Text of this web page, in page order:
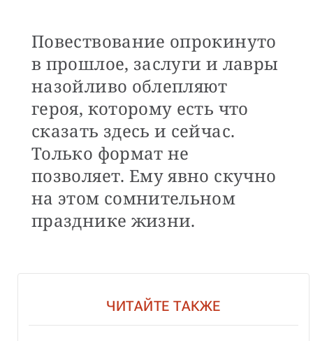
Повествование опрокинуто
в прошлое, заслуги и лавры
назойливо облепляют
героя, которому есть что
сказать здесь и сейчас.
Только формат не
позволяет. Ему явно скучно
на этом сомнительном
празднике жизни.
ЧИТАЙТЕ ТАКЖЕ